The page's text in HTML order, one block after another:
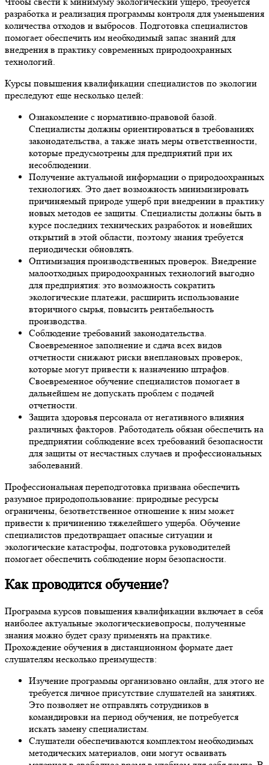
разработка и реализация программы контроля для уменьшения
количества отходов и выбросов. Подготовка специалистов
помогает обеспечить им необходимый запас знаний для
внедрения в практику современных природоохранных
технологий.
Курсы повышения квалификации специалистов по экологии
преследуют еще несколько целей:
Ознакомление с нормативно-правовой базой.
Специалисты должны ориентироваться в требованиях
законодательства, а также знать меры ответственности,
которые предусмотрены для предприятий при их
несоблюдении.
Получение актуальной информации о природоохранных
технологиях. Это дает возможность минимизировать
причиняемый природе ущерб при внедрении в практику
новых методов ее защиты. Специалисты должны быть в
курсе последних технических разработок и новейших
открытий в этой области, поэтому знания требуется
периодически обновлять.
Оптимизация производственных проверок. Внедрение
малоотходных природоохранных технологий выгодно
для предприятия: это возможность сократить
экологические платежи, расширить использование
вторичного сырья, повысить рентабельность
производства.
Соблюдение требований законодательства.
Своевременное заполнение и сдача всех видов
отчетности снижают риски внеплановых проверок,
которые могут привести к назначению штрафов.
Своевременное обучение специалистов помогает в
дальнейшем не допускать проблем с подачей
отчетности.
Защита здоровья персонала от негативного влияния
различных факторов. Работодатель обязан обеспечить на
предприятии соблюдение всех требований безопасности
для защиты от несчастных случаев и профессиональных
заболеваний.
Профессиональная переподготовка призвана обеспечить
разумное природопользование: природные ресурсы
ограничены, безответственное отношение к ним может
привести к причинению тяжелейшего ущерба. Обучение
специалистов предотвращает опасные ситуации и
экологические катастрофы, подготовка руководителей
помогает обеспечить соблюдение норм безопасности.
Как проводится обучение?
Программа курсов повышения квалификации включает в себя
наиболее актуальные экологическиевопросы, полученные
знания можно будет сразу применять на практике.
Прохождение обучения в дистанционном формате дает
слушателям несколько преимуществ:
Изучение программы организовано онлайн, для этого не
требуется личное присутствие слушателей на занятиях.
Это позволяет не отправлять сотрудников в
командировки на период обучения, не потребуется
искать замену специалистам.
Слушатели обеспечиваются комплектом необходимых
методических материалов, они могут осваивать